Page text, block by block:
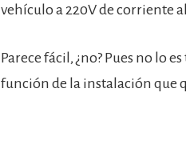
vehículo a 220V de corriente
Parece fácil, ¿no? Pues no lo
función de la instalación que